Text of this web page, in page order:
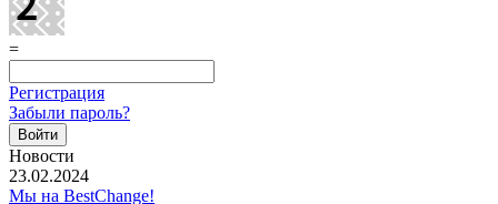
=
Регистрация
Забыли пароль?
Новости
23.02.2024
Мы на BestChange!